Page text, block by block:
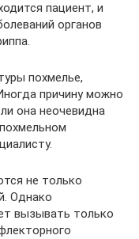
пациент, и
органов
похмелье,
причину можно
она неочевидна
не только
Однако
вызывать только